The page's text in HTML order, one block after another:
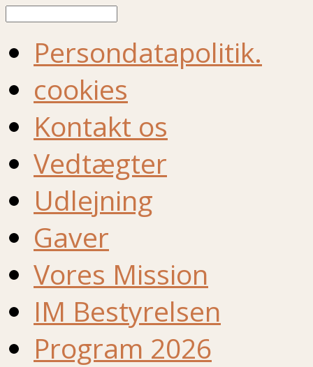
Persondatapolitik.
cookies
Kontakt os
Vedtægter
Udlejning
Gaver
Vores Mission
IM Bestyrelsen
Program 2026